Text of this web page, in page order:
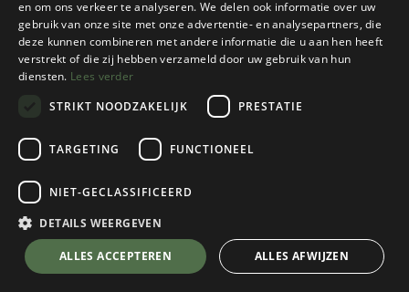
Icebreaker
Anatomica Boxers Heren
Loden
Kies een maat
💬 Stel je vraag over dit product via WhatsApp
en om ons verkeer te analyseren. We delen ook informatie over uw
gebruik van onze site met onze advertentie- en analysepartners, die
deze kunnen combineren met andere informatie die u aan hen heeft
verstrekt of die zij hebben verzameld door uw gebruik van hun
diensten. Lees verder
STRIKT NOODZAKELIJK
PRESTATIE
TARGETING FUNCTIONEEL
NIET-GECLASSIFICEERD
DETAILS WEERGEVEN
ALLES ACCEPTEREN ALLES AFWIJZEN